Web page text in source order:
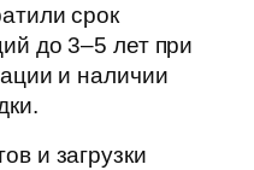
срок
до 3–5 лет при
и наличии
и загрузки